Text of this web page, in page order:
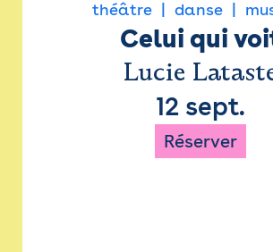
théâtre danse
Celui qui
Lucie
12 sept.
Réserver